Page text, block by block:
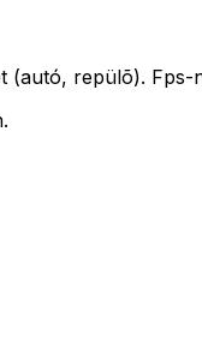
repülõ).